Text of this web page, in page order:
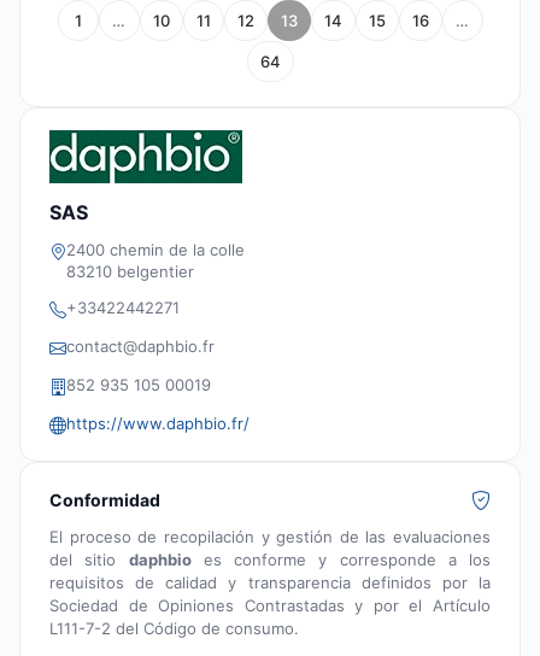
1 … 10 11 12 13 14 15 16 …
64
SAS
2400 chemin de la colle
83210 belgentier
+33422442271
contact@daphbio.fr
852 935 105 00019
https://www.daphbio.fr/
Conformidad
El proceso de recopilación y gestión de las evaluaciones
del sitio daphbioes conforme y corresponde a los
requisitos de calidad y transparencia definidos por la
Sociedad de Opiniones Contrastadas y por el Artículo
L111-7-2 del Código de consumo.